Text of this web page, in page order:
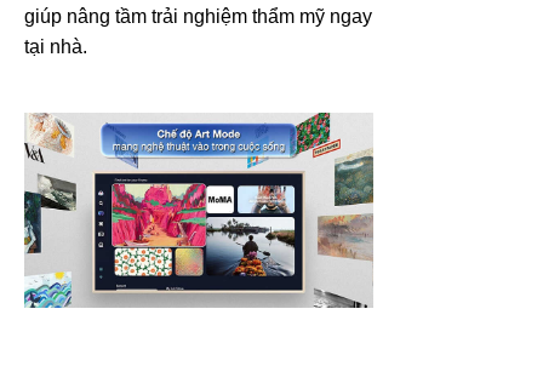
giúp nâng tầm trải nghiệm thẩm mỹ ngay
tại nhà.